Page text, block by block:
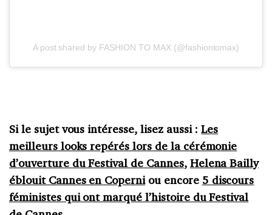
A post shared by FASHION TO MAX (@fashiontomax)
Si le sujet vous intéresse, lisez aussi :Les
meilleurs looks repérés lors de la cérémonie
d’ouverture du Festival de Cannes, Helena Bailly
éblouit Cannes en Coperniou encore 5 discours
féministes qui ont marqué l’histoire du Festival